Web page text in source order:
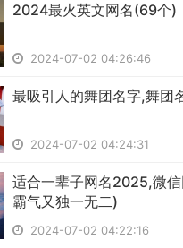
​2024最火英文网名(69个)
2024-07-02 04:26:46
最吸引人的舞团名字,舞团
2024-07-02 04:24:31
适合一辈子网名2025,微
霸气又独一无二)
2024-07-02 04:22:16